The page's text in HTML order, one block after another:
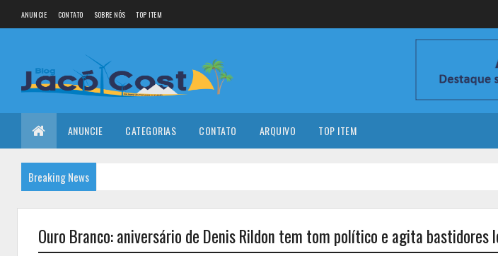
ANUNCIE CONTATO SOBRE NÓS TOP ITEM
ANUNCIE CATEGORIAS CONTATO ARQUIVO TOP ITEM
Breaking News
Ouro Branco: aniversário de Denis Rildon tem tom político e agita bastidores